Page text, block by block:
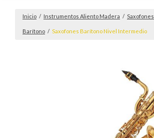
Inicio / Instrumentos Aliento Madera / Saxofones
Barítono / Saxofones Barítono Nivel Intermedio